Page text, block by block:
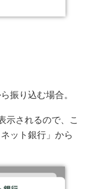
振り込む場合。
示されるので、こ
ット銀行」から